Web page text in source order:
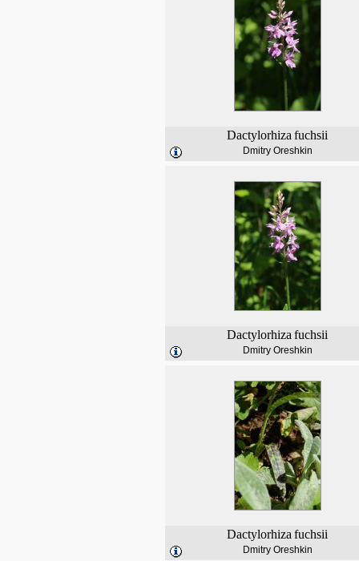
Dactylorhiza fuchsii
Dmitry Oreshkin
Dactylorhiza fuchsii
Dmitry Oreshkin
Dactylorhiza fuchsii
Dmitry Oreshkin